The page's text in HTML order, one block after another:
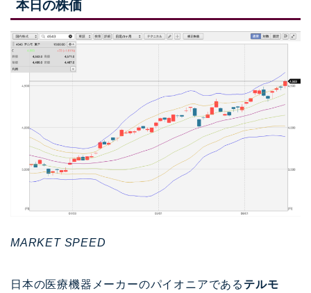
本日の株価
MARKET SPEED
日本の医療機器メーカーのパイオニアである テルモ